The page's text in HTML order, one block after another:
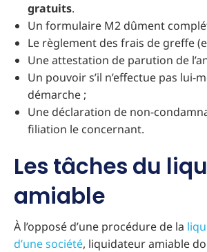
gratuits.
Un formulaire M2 dûment
Le règlement des frais de greffe
Une attestation de parution de
Un pouvoir s’il n’effectue pas lui-
démarche ;
Une déclaration de non-
filiation le concernant.
Les tâches du
amiable
À l’opposé d’une procédure de la
d’une société, liquidateur amiable